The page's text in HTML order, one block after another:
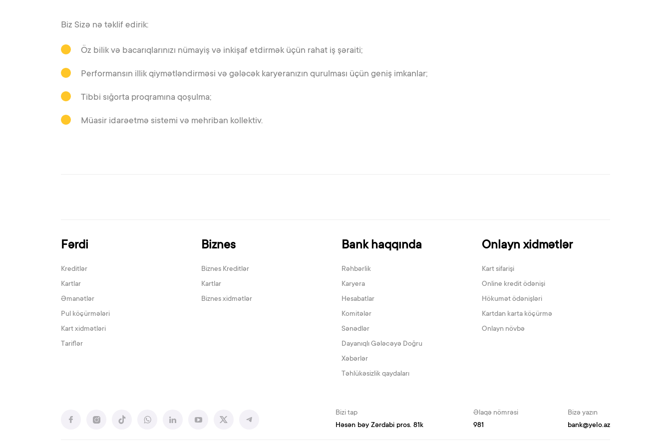
Biz Sizə nə təklif edirik:
Öz bilik və bacarıqlarınızı nümayiş və inkişaf etdirmək üçün rahat iş şəraiti;
Performansın illik qiymətləndirməsi və gələcək karyeranızın qurulması üçün geniş imkanlar;
Tibbi sığorta proqramına qoşulma;
Müasir idarəetmə sistemi və mehriban kollektiv.
Fərdi
Kreditlər
Kartlar
Əmanətlər
Pul köçürmələri
Kart xidmətləri
Tariflər
Biznes
Biznes Kreditlər
Kartlar
Biznes xidmətlər
Bank haqqında
Rəhbərlik
Karyera
Hesabatlar
Komitələr
Sənədlər
Dayanıqlı Gələcəyə Doğru
Xəbərlər
Təhlükəsizlik qaydaları
Onlayn xidmətlər
Kart sifarişi
Online kredit ödənişi
Hökumət ödənişləri
Kartdan karta köçürmə
Onlayn növbə
Bizi tap
Həsən bəy Zərdabi pros. 81k
Əlaqə nömrəsi
981
Bizə yazın
bank@yelo.az